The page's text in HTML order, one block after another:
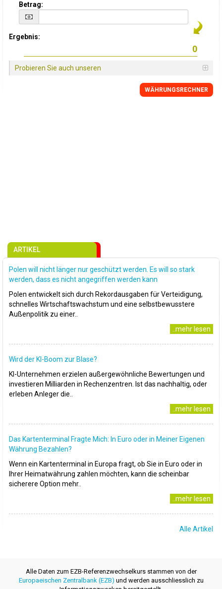
Betrag:
Ergebnis:
Probieren Sie auch unseren
WÄHRUNGSRECHNER
ARTIKEL
Polen will nicht länger nur geschützt werden. Es will so stark
werden, dass es nicht angegriffen werden kann
Polen entwickelt sich durch Rekordausgaben für Verteidigung,
schnelles Wirtschaftswachstum und eine selbstbewusstere
Außenpolitik zu einer..
..mehr lesen
Wird der KI-Boom zur Blase?
KI-Unternehmen erzielen außergewöhnliche Bewertungen und
investieren Milliarden in Rechenzentren. Ist das nachhaltig, oder
erleben Anleger die..
..mehr lesen
Das Kartenterminal Fragte Mich: In Euro oder in Meiner Eigenen
Währung Bezahlen?
Wenn ein Kartenterminal in Europa fragt, ob Sie in Euro oder in
Ihrer Heimatwährung zahlen möchten, kann die scheinbar
sicherere Option mehr..
..mehr lesen
Alle Artikel
Alle Daten zum EZB-Referenzwechselkurs stammen von der
Europaeischen Zentralbank (EZB) und werden ausschliesslich zu